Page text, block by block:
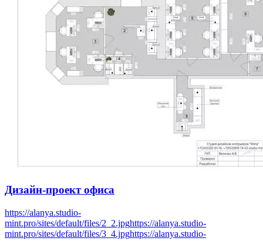
Дизайн-проектофиса
https://alanya.studio-
mint.pro/sites/default/files/2_2.jpghttps://alanya.studio-
mint.pro/sites/default/files/3_4.jpghttps://alanya.studio-